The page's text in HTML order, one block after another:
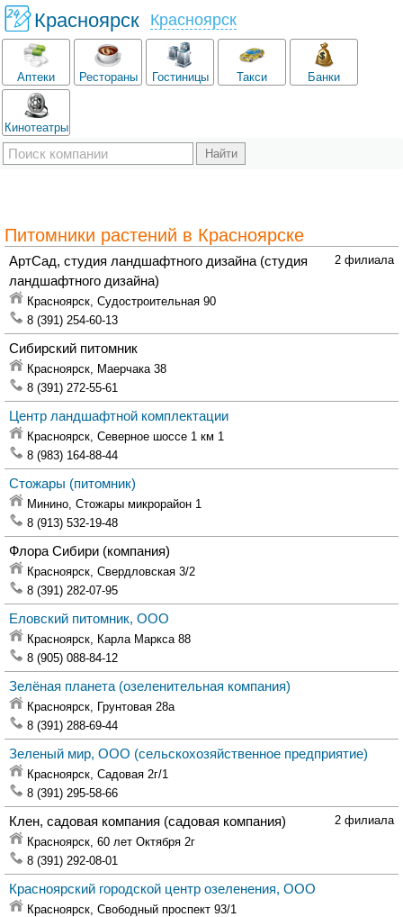
Красноярск Красноярск
Аптеки Рестораны Гостиницы Такси Банки
Кинотеатры
Питомники растений в Красноярске
2 филиала
АртСад, студия ландшафтного дизайна (студия
ландшафтного дизайна)
Красноярск, Судостроительная 90
8 (391) 254-60-13
Сибирский питомник
Красноярск, Маерчака 38
8 (391) 272-55-61
Центр ландшафтной комплектации
Красноярск, Северное шоссе 1 км 1
8 (983) 164-88-44
Стожары (питомник)
Минино, Стожары микрорайон 1
8 (913) 532-19-48
Флора Сибири (компания)
Красноярск, Свердловская 3/2
8 (391) 282-07-95
Еловский питомник, ООО
Красноярск, Карла Маркса 88
8 (905) 088-84-12
Зелёная планета (озеленительная компания)
Красноярск, Грунтовая 28а
8 (391) 288-69-44
Зеленый мир, ООО (сельскохозяйственное предприятие)
Красноярск, Садовая 2г/1
8 (391) 295-58-66
2 филиала
Клен, садовая компания (садовая компания)
Красноярск, 60 лет Октября 2г
8 (391) 292-08-01
Красноярский городской центр озеленения, ООО
Красноярск, Свободный проспект 93/1